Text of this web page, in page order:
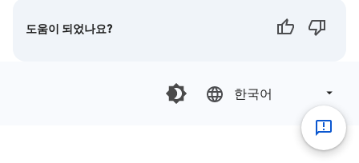
도움이 되었나요?
한국어‎